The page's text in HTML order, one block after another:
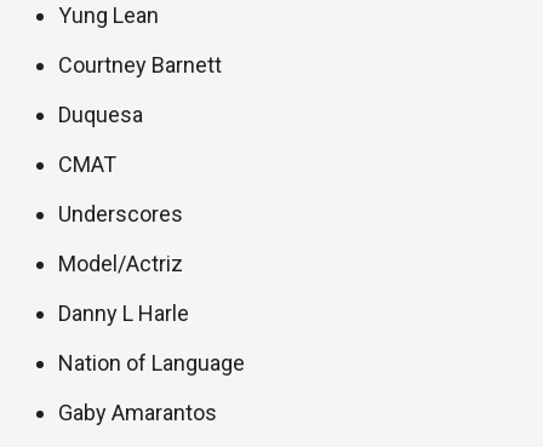
Yung Lean
Courtney Barnett
Duquesa
CMAT
Underscores
Model/Actriz
Danny L Harle
Nation of Language
Gaby Amarantos